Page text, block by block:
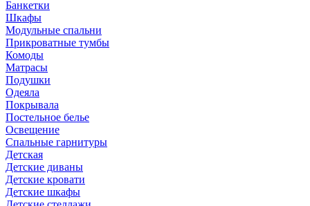
Банкетки
Шкафы
Модульные спальни
Прикроватные тумбы
Комоды
Матрасы
Подушки
Одеяла
Покрывала
Постельное белье
Освещение
Спальные гарнитуры
Детская
Детские диваны
Детские кровати
Детские шкафы